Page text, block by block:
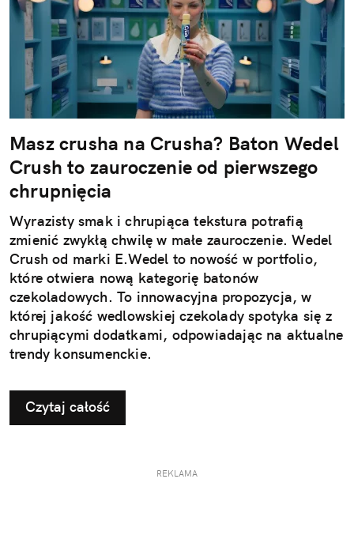
Masz crusha na Crusha? Baton Wedel
Crush to zauroczenie od pierwszego
chrupnięcia
Wyrazisty smak i chrupiąca tekstura potrafią
zmienić zwykłą chwilę w małe zauroczenie. Wedel
Crush od marki E.Wedel to nowość w portfolio,
które otwiera nową kategorię batonów
czekoladowych. To innowacyjna propozycja, w
której jakość wedlowskiej czekolady spotyka się z
chrupiącymi dodatkami, odpowiadając na aktualne
trendy konsumenckie.
Czytaj całość
REKLAMA